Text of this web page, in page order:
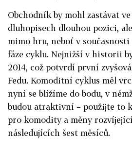
Obchodník by mohl zastávat
dluhopisech dlouhou pozici,
mimo hru, neboť v
fáze cyklu. Nejnižší v historii
2014, což potvrdí první
Fedu. Komoditní cyklus měl
nyní se blížíme do bodu, v
budou atraktivní – použijte to
pro komodity a měny
následujících šest měsíců.